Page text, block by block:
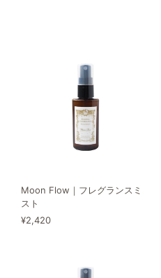
Moon Flow｜フレグランスミ
スト
¥2,420